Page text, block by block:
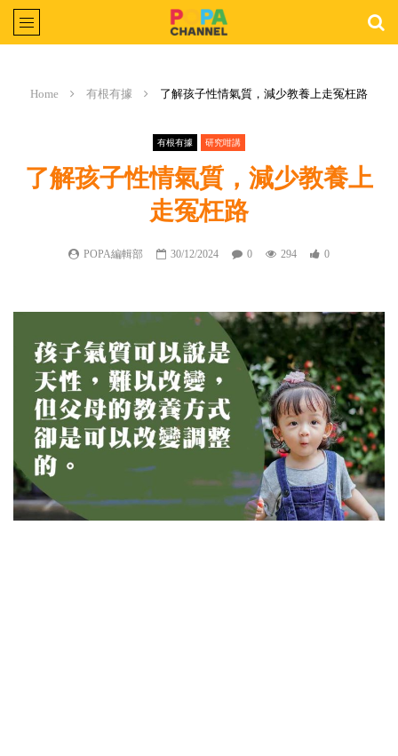
Home 有根有據 了解孩子性情氣質，減少教養上走冤枉路
有根有據 研究咁講
了解孩子性情氣質，減少教養上
走冤枉路
POPA編輯部 30/12/2024 0 294 0